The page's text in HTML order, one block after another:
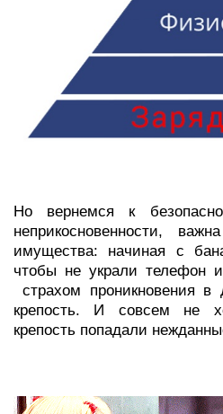
Но вернемся к
неприкосновенности,
имущества: начиная с
чтобы не украли телефон
страхом
крепость. И совсем не
крепость попадали